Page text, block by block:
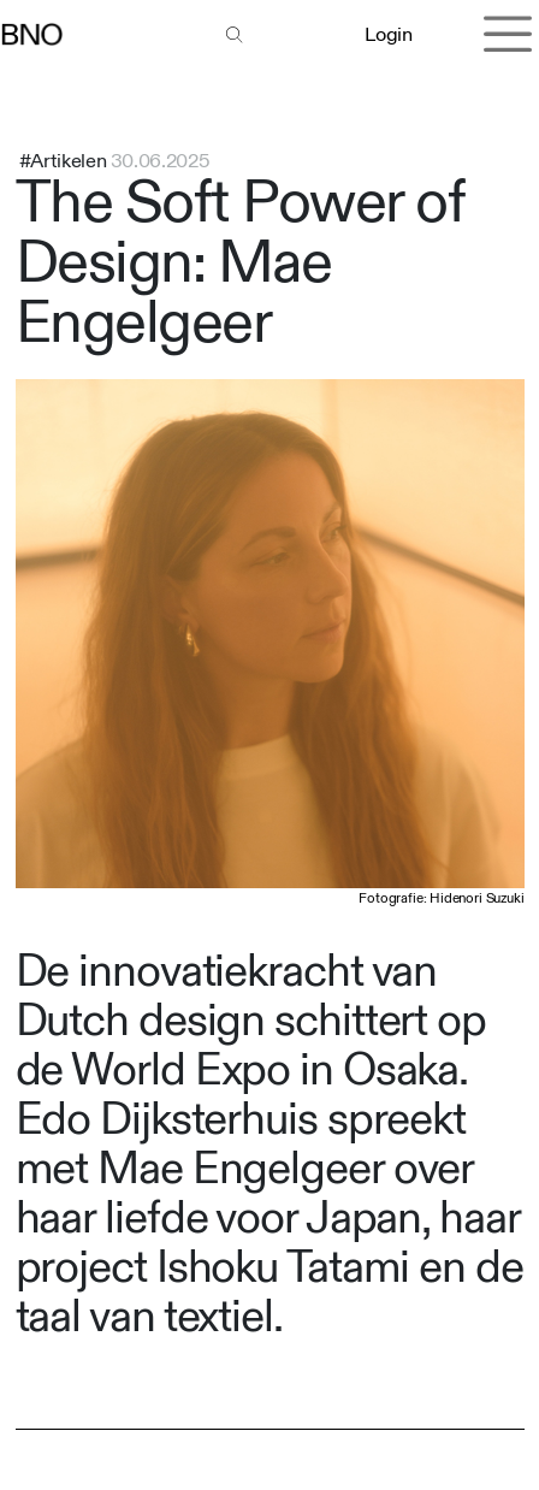
Login
#Artikelen 30.06.2025
The Soft Power of
Design: Mae
Engelgeer
Fotografie: Hidenori Suzuki
De innovatiekracht van
Dutch design schittert op
de World Expo in Osaka.
Edo Dijksterhuis spreekt
met Mae Engelgeer over
haar liefde voor Japan, haar
project Ishoku Tatami en de
taal van textiel.